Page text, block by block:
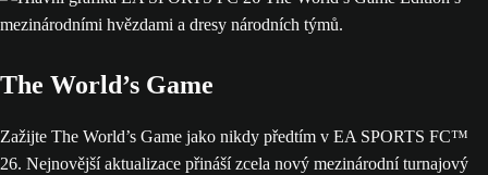
The World’s Game
Zažijte The World’s Game jako nikdy předtím v EA SPORTS FC™
26. Nejnovější aktualizace přináší zcela nový mezinárodní turnajový